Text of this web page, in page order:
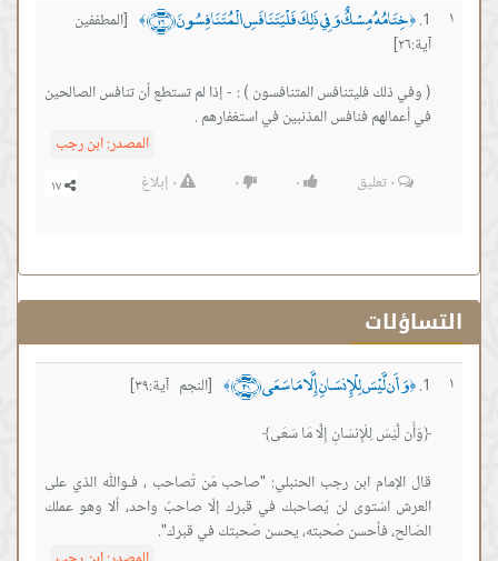
١ ﴿خِتَامُهُ مِسْكٌ وَفِي ذَلِكَ فَلْيَتَنَافَسِ الْمُتَنَافِسُونَ ﴿٢٦﴾ ﴾
[المطففين
آية:٢٦]
( وفي ذلك فليتنافس المتنافسون ) : - إذا لم تستطع أن تنافس الصالحين
في أعمالهم فنافس المذنبين في استغفارهم .
المصدر:ابن رجب
٠تعليق ٠ ٠ ٠ إبلاغ
التساؤلات
١ ﴿وَأَن لَّيْسَ لِلْإِنسَانِ إِلَّا مَا سَعَى ﴿٣٩﴾ ﴾
[النجم آية:٣٩]
‏قال الإمام ابن رجب الحنبلي: ‏"صاحب مَن تُصاحب ، فـواللّٰه الذي على
العرش اسْتوى لن يُصاحبك في قبرك إلّا صاحبٌ واحد، ألا وهو عملك
الصّالح، فأحسن صُحبته، يحسن صُحبتك في قبرك".